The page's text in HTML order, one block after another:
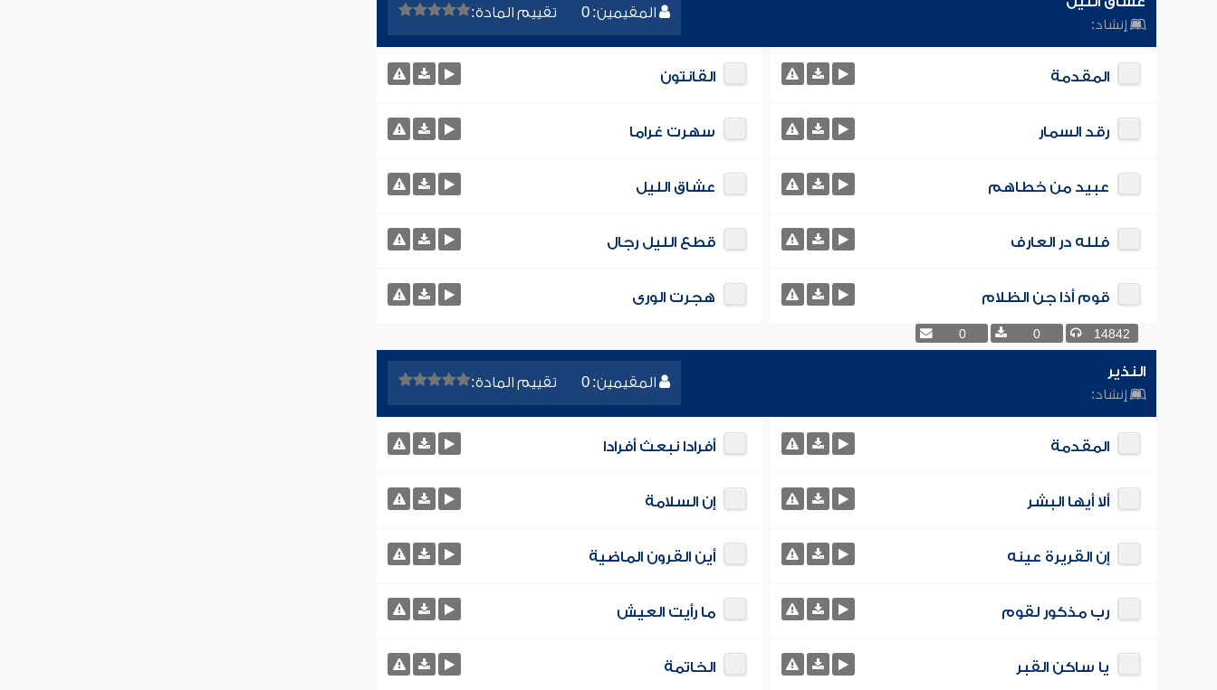
المقيمين: 0 تقييم المادة:
إنشاد:
المقدمة القانتون
رقد السمار سهرت غراما
عبيد من خطاهم عشاق الليل
فلله در العارف قطع الليل رجال
قوم أذا جن الظلام هجرت الورى
14842
0
0
المقيمين: 0 تقييم المادة:
النذير
إنشاد:
المقدمة أفرادا نبعث أفرادا
ألا أيها البشر إن السلامة
إن القريرة عينه أين القرون الماضية
رب مذكور لقوم ما رأيت العيش
يا ساكن القبر الخاتمة